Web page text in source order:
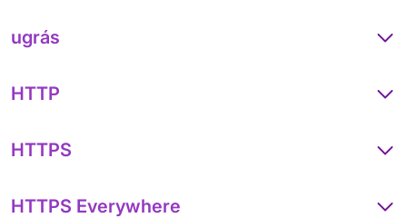
ugrás
HTTP
HTTPS
HTTPS Everywhere